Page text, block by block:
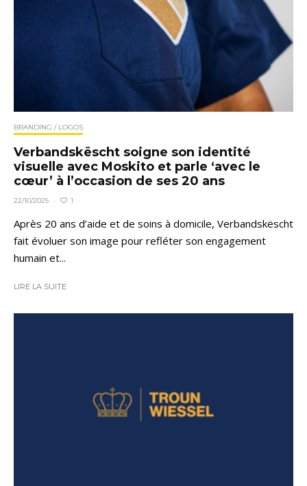
BRANDING / LOGOS
Verbandskëscht soigne son identité
visuelle avec Moskito et parle ‘avec le
cœur’ à l’occasion de ses 20 ans
22/10/2025 · 1
Après 20 ans d’aide et de soins à domicile, Verbandskëscht
fait évoluer son image pour refléter son engagement
humain et...
LIRE LA SUITE